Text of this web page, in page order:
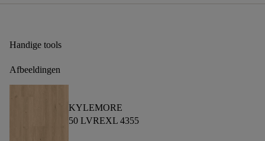
Handige tools
Afbeeldingen
KYLEMORE
50 LVREXL 4355